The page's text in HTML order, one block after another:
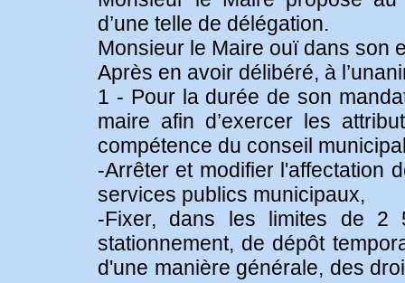
d’une telle de délégation.
Monsieur le Maire ouï dans son
Après en avoir délibéré, à
1 - Pour la durée de son
maire afin d’exercer les
compétence du conseil
-Arrêter et modifier l'affectation
services publics municipaux,
-Fixer, dans les limites de 2
stationnement, de dépôt
d'une manière générale, des